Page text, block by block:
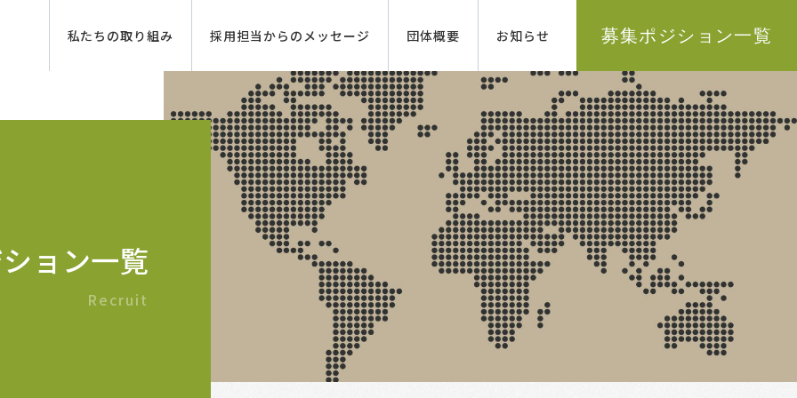
私たちの取り組み 採用担当からのメッセージ 団体概要 お知らせ 募集ポジション一覧
ョン一覧
Recruit